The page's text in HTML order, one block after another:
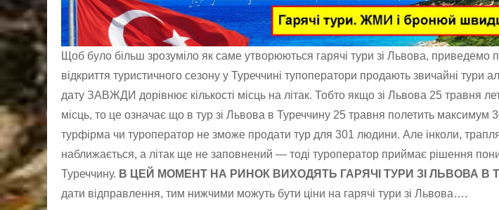
Щоб було більш зрозуміло як саме утворюються гарячі тури зі Львова, приведемо
відкриття туристичного сезону у Туреччині тупоператори продають звичайні тури
дату ЗАВЖДИ дорівнює кількості місць на літак. Тобто якщо зі Львова 25 травня
місць, то це означає що в тур зі Львова в Туреччину 25 травня полетить максимум
турфірма чи туроператор не зможе продати тур для 301 людини. Але інколи,
наближається, а літак ще не заповнений — тоді туроператор приймає рішення
Туреччину. В ЦЕЙ МОМЕНТ НА РИНОК ВИХОДЯТЬ ГАРЯЧІ ТУРИ ЗІ ЛЬВОВА В
дати відправлення, тим нижчими можуть бути ціни на гарячі тури зі Львова….